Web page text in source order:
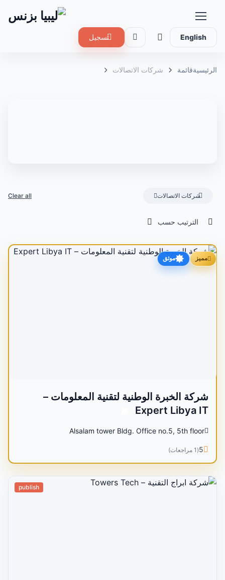
English تسجيل
الرئيسيةقائمة شركات الاتصالات
شركات الاتصالات Clear all
الترتيب حسب
مميز موثق متاح
شركة الخبرة الوطنية لتقنية المعلومات –
Expert Libya IT
Alsalam tower Bldg. Office no.5, 5th floor
5(1 مراجعات)
publish